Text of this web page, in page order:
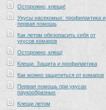
Осторожно, клещи!
Укусы насекомых: профилактика и
первая помощь
Как летом обезопасить себя от
укусов комаров
Осторожно, клещ!
Клещи. Защита и профилактика
Как можно защититься от комаров
Первая помощь при укусах
паукообразных
Клещи летом